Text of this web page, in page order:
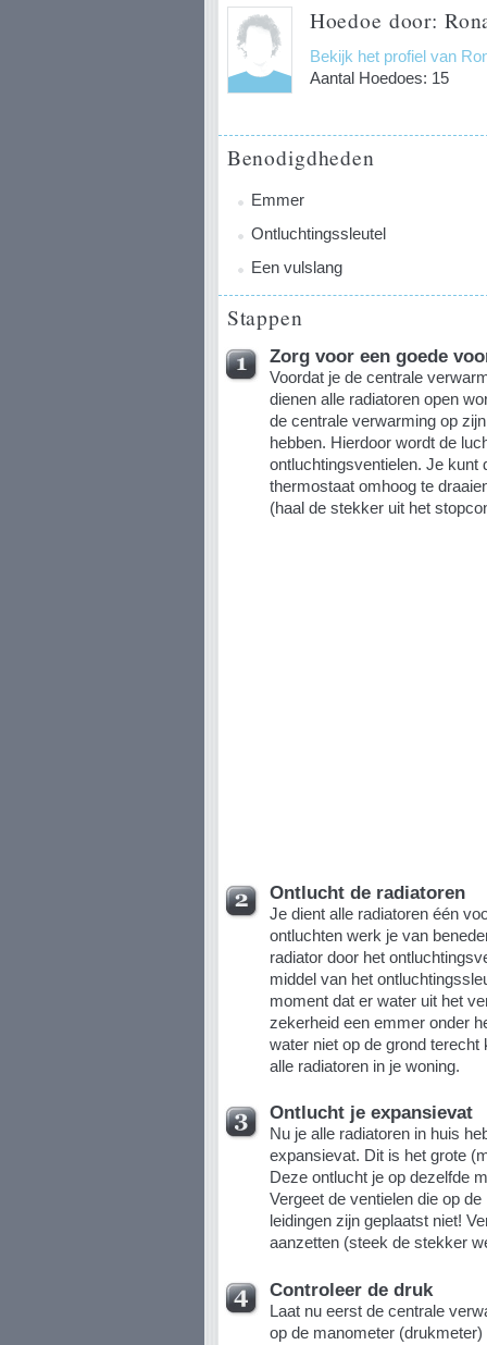
Hoedoe door:
Bekijk het profiel van
Aantal Hoedoes: 15
Benodigdheden
Emmer
Ontluchtingssleutel
Een vulslang
Stappen
Zorg voor een goede
Voordat je de centrale
dienen alle radiatoren open
de centrale verwarming op
hebben. Hierdoor wordt de
ontluchtingsventielen. Je kunt
thermostaat omhoog te
(haal de stekker uit het
Ontlucht de radiatoren
Je dient alle radiatoren één
ontluchten werk je van
radiator door het
middel van het
moment dat er water uit het
zekerheid een emmer onder
water niet op de grond
alle radiatoren in je woning.
Ontlucht je expansievat
Nu je alle radiatoren in huis
expansievat. Dit is het grote
Deze ontlucht je op dezelfde
Vergeet de ventielen die op
leidingen zijn geplaatst niet!
aanzetten (steek de stekker
Controleer de druk
Laat nu eerst de centrale
op de manometer